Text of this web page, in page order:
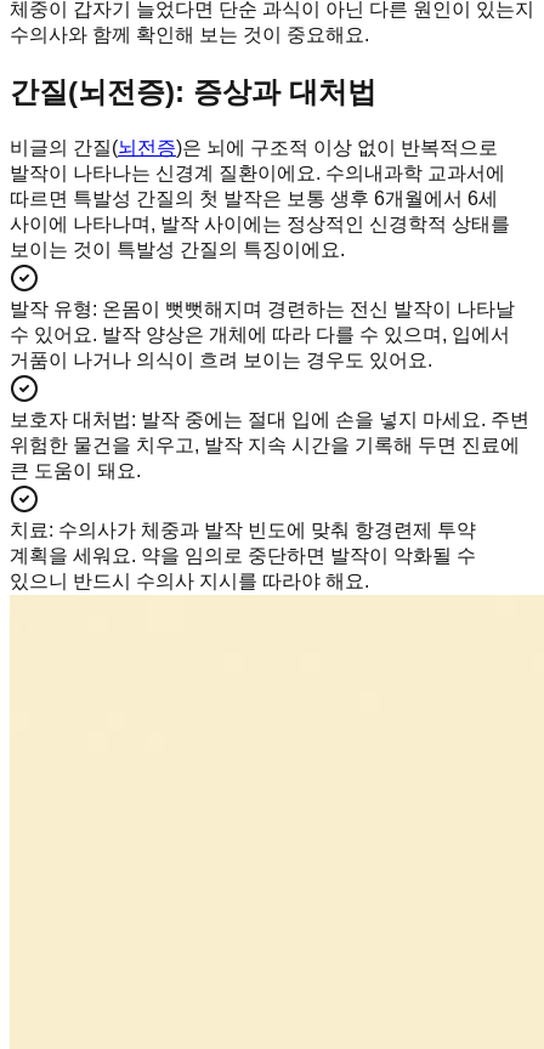
체중이 갑자기 늘었다면 단순 과식이 아닌 다른 원인이 있는지
수의사와 함께 확인해 보는 것이 중요해요.
간질(뇌전증): 증상과 대처법
비글의 간질(뇌전증)은 뇌에 구조적 이상 없이 반복적으로
발작이 나타나는 신경계 질환이에요. 수의내과학 교과서에
따르면 특발성 간질의 첫 발작은 보통 생후 6개월에서 6세
사이에 나타나며, 발작 사이에는 정상적인 신경학적 상태를
보이는 것이 특발성 간질의 특징이에요.
발작 유형: 온몸이 뻣뻣해지며 경련하는 전신 발작이 나타날
수 있어요. 발작 양상은 개체에 따라 다를 수 있으며, 입에서
거품이 나거나 의식이 흐려 보이는 경우도 있어요.
보호자 대처법: 발작 중에는 절대 입에 손을 넣지 마세요. 주변
위험한 물건을 치우고, 발작 지속 시간을 기록해 두면 진료에
큰 도움이 돼요.
치료: 수의사가 체중과 발작 빈도에 맞춰 항경련제 투약
계획을 세워요. 약을 임의로 중단하면 발작이 악화될 수
있으니 반드시 수의사 지시를 따라야 해요.